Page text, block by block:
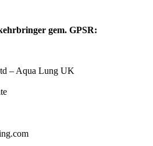
gem. GPSR:
– Aqua Lung UK